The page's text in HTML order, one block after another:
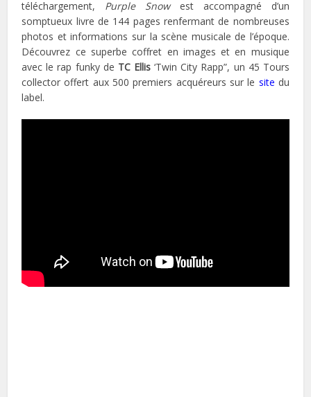
téléchargement, Purple Snowest accompagné d’un
somptueux livre de 144 pages renfermant de nombreuses
photos et informations sur la scène musicale de l’époque.
Découvrez ce superbe coffret en images et en musique
avec le rap funky de TC Ellis ‘Twin City Rapp”, un 45 Tours
collector offert aux 500 premiers acquéreurs sur le site du
label.